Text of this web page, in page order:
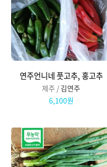
연주언니네 풋고추, 홍고추
제주 / 김연주
6,100원